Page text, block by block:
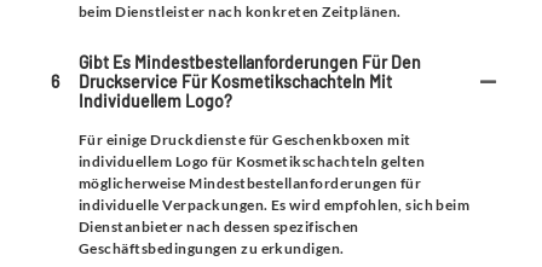
beim Dienstleister nach konkreten Zeitplänen.
6
Gibt Es Mindestbestellanforderungen Für Den
Druckservice Für Kosmetikschachteln Mit
Individuellem Logo?
Für einige Druckdienste für Geschenkboxen mit
individuellem Logo für Kosmetikschachteln gelten
möglicherweise Mindestbestellanforderungen für
individuelle Verpackungen. Es wird empfohlen, sich beim
Dienstanbieter nach dessen spezifischen
Geschäftsbedingungen zu erkundigen.